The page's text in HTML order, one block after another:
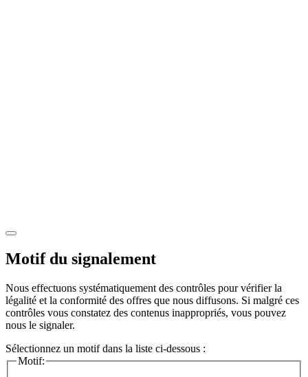
Motif du signalement
Nous effectuons systématiquement des contrôles pour vérifier la
légalité et la conformité des offres que nous diffusons. Si malgré ces
contrôles vous constatez des contenus inappropriés, vous pouvez
nous le signaler.
Sélectionnez un motif dans la liste ci-dessous :
Motif: